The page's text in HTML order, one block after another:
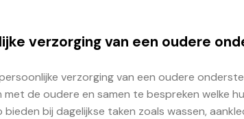
verzorging van een oudere
verzorging van een oudere
de oudere en samen te bespreken welke
bij dagelijkse taken zoals wassen,